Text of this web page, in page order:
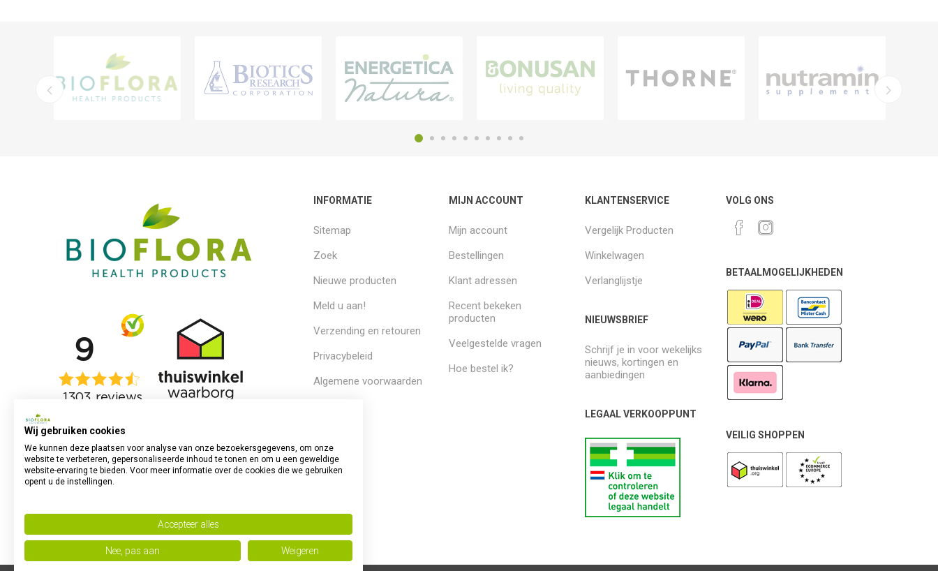
INFORMATIE
Sitemap
Zoek
Nieuwe producten
Meld u aan!
Verzending en retouren
Privacybeleid
Algemene voorwaarden
MIJN ACCOUNT
Mijn account
Bestellingen
Klant adressen
Recent bekeken
producten
Veelgestelde vragen
Hoe bestel ik?
KLANTENSERVICE
Vergelijk Producten
Winkelwagen
Verlanglijstje
NIEUWSBRIEF
Schrijf je in voor wekelijks
nieuws, kortingen en
aanbiedingen
LEGAAL VERKOOPPUNT
VOLG ONS
BETAALMOGELIJKHEDEN
VEILIG SHOPPEN
Wij gebruiken cookies
We kunnen deze plaatsen voor analyse van onze bezoekersgegevens, om onze
website te verbeteren, gepersonaliseerde inhoud te tonen en om u een geweldige
website-ervaring te bieden. Voor meer informatie over de cookies die we gebruiken
opent u de instellingen.
Accepteer alles
Nee, pas aan Weigeren